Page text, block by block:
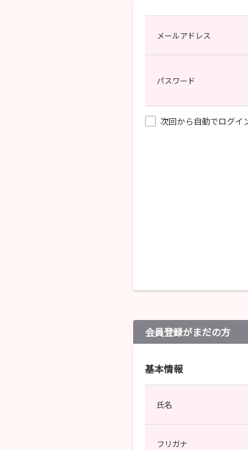
メールアドレス
パスワード
次回から自動でログイ
会員登録がまだの方
基本情報
氏名
フリガナ